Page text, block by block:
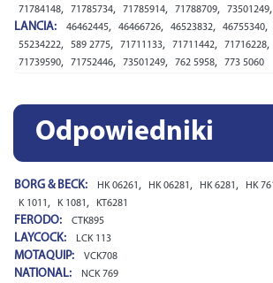
71784148, 71785734, 71785914, 71788709, 73501249,
LANCIA: 46462445, 46466726, 46523832, 46755340,
55234222, 589 2775, 71711133, 71711442, 71716228,
71739590, 71752446, 73501249, 762 5958, 773 5060
Odpowiedniki
BORG & BECK: HK 06261 , HK 06281 , HK 6281 , HK
K 1011 , K 1081 , KT6281
FERODO: CTK895
LAYCOCK: LCK 113
MOTAQUIP: VCK708
NATIONAL: NCK 769